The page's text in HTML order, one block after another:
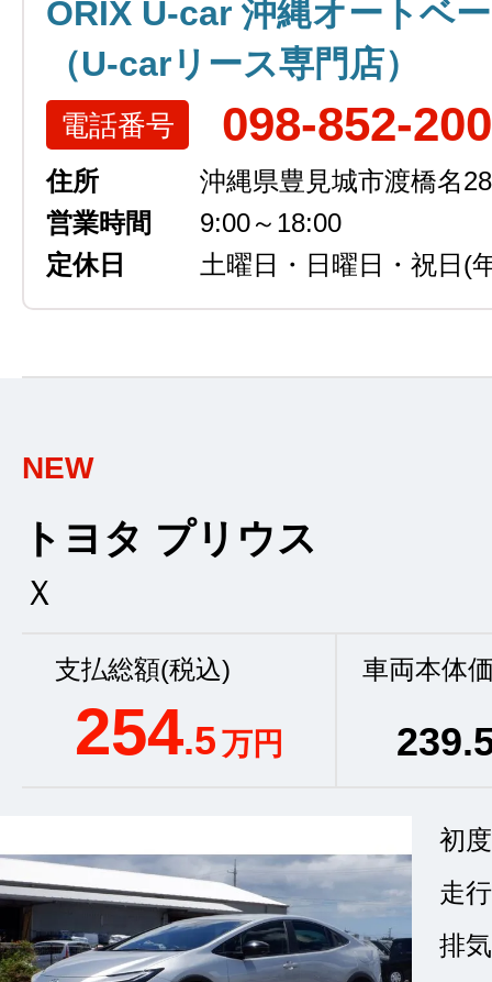
ORIX U-car 沖縄オートベ
（U-carリース専門店）
電話番号 098-852-
住所
沖縄県豊見城市渡橋名
営業時間
9:00～18:00
定休日
土曜日・日曜日・祝日 (
NEW
トヨタ プリウス
Ｘ
支払総額(税込)
254.5万円
車両本体
239
初
走
排